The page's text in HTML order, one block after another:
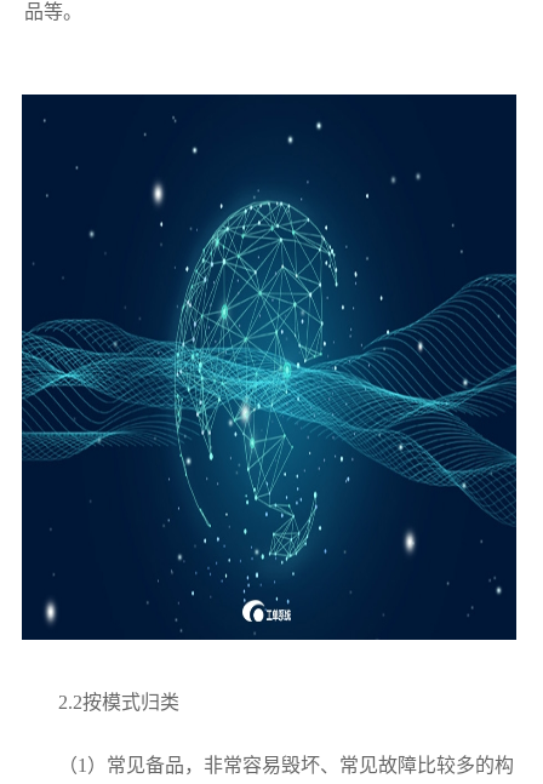
品等。
2.2按模式归类
（1）常见备品，非常容易毁坏、常见故障比较多的构